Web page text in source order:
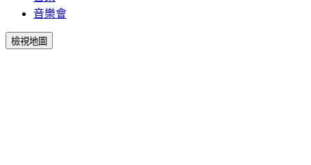
音樂會
檢視地圖